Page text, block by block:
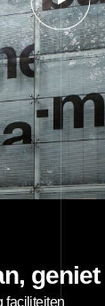
geniet
faciliteiten